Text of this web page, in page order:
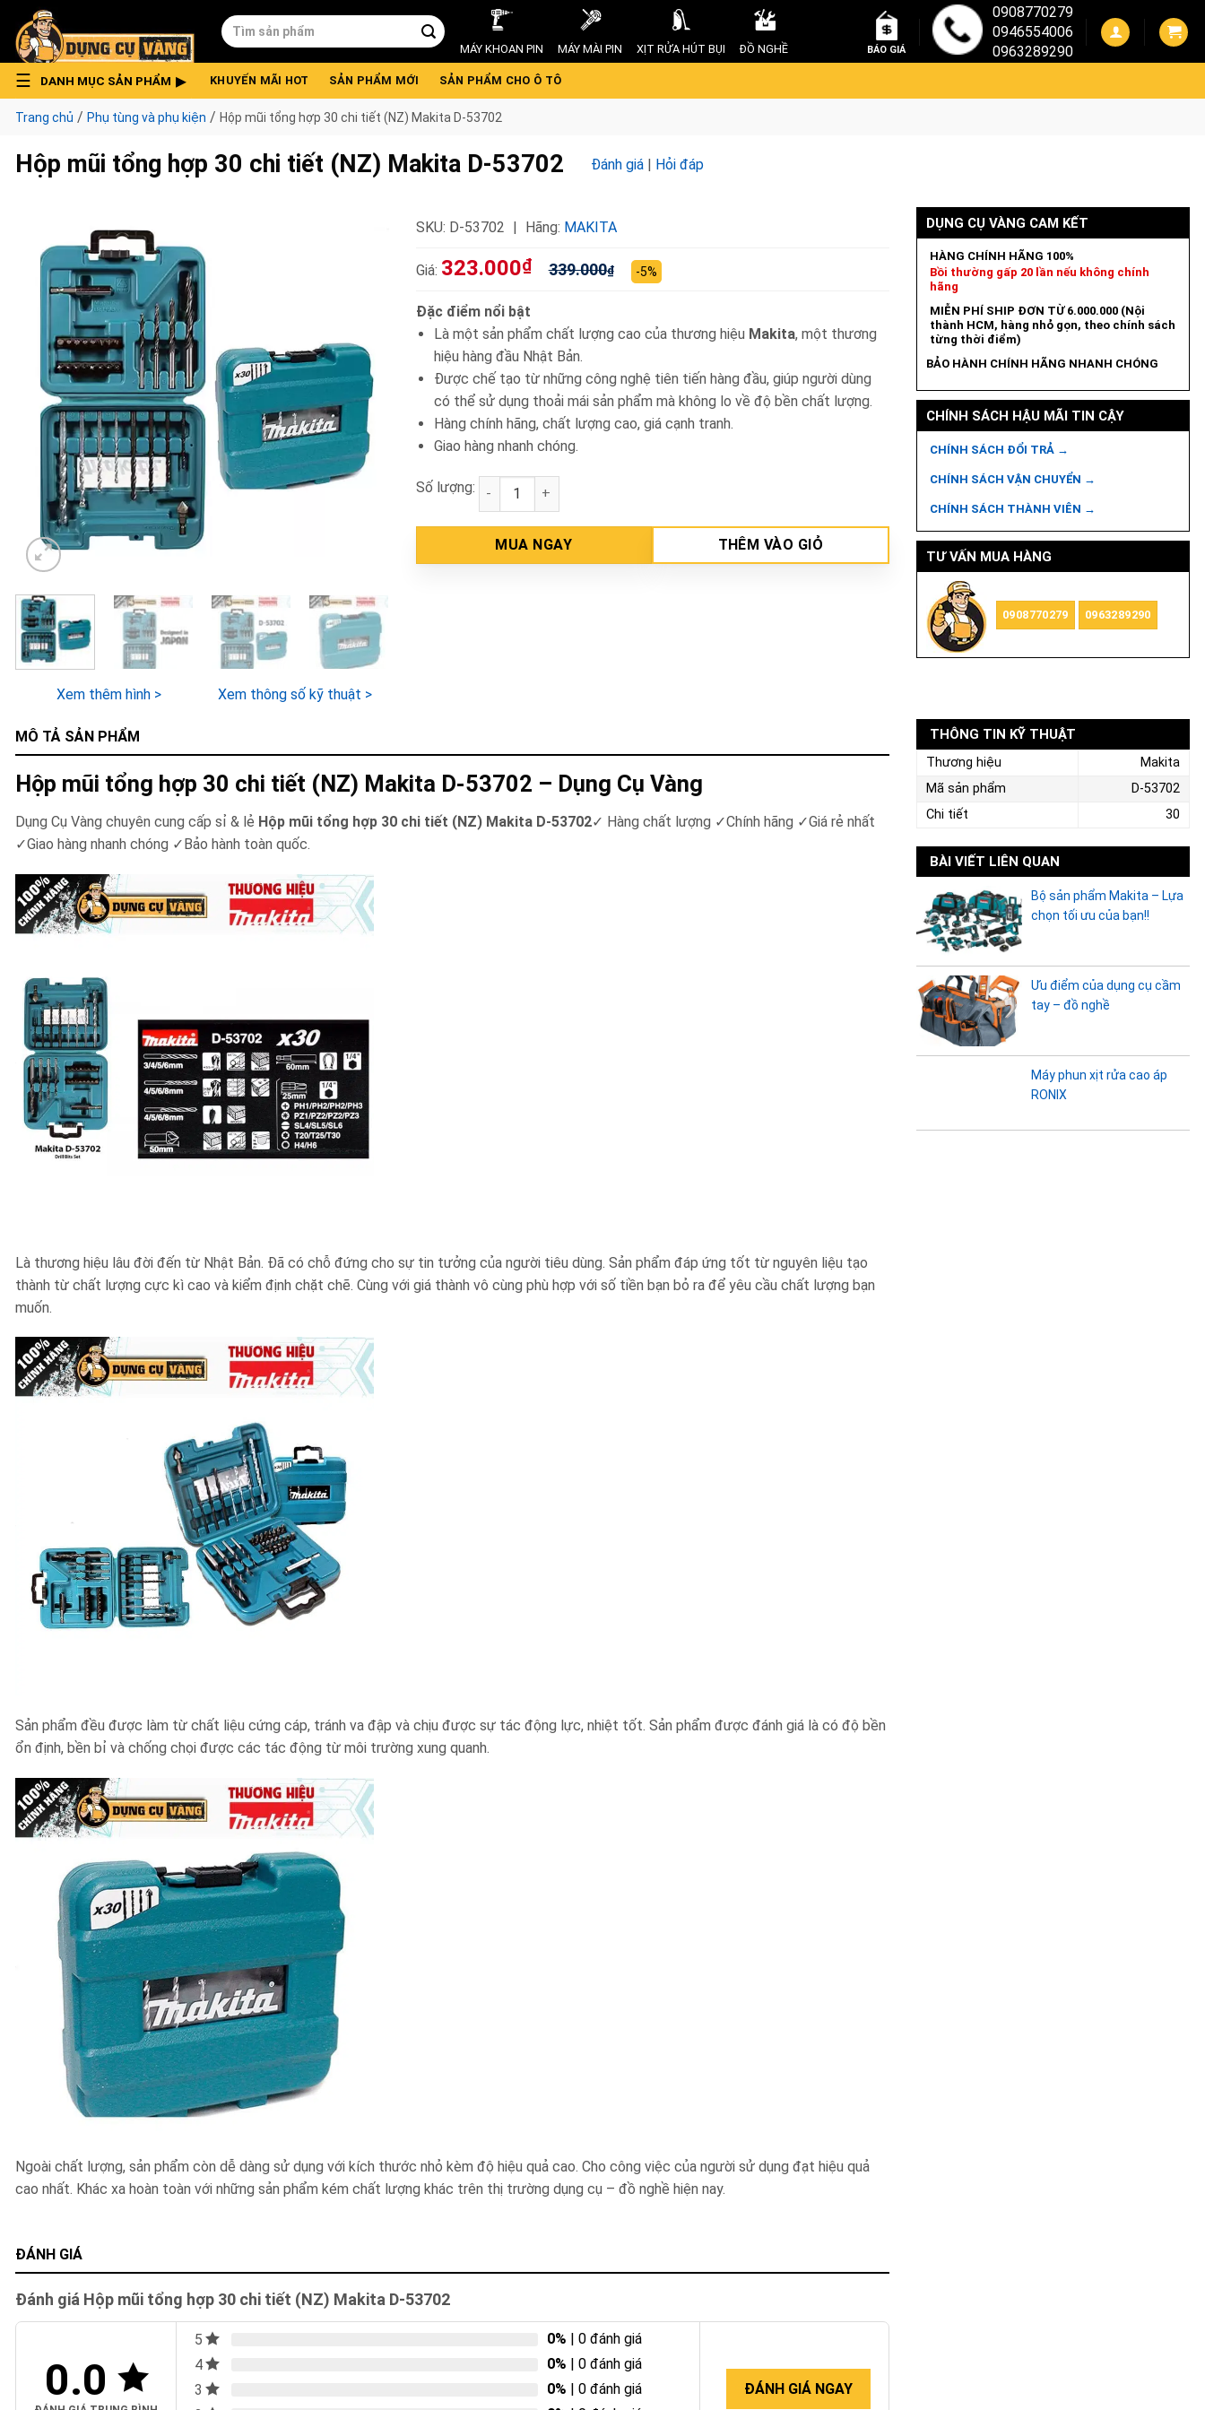
content
Tìm
kiếm:
MÁY KHOAN PIN MÁY MÀI PIN XỊT RỬA HÚT BỤI ĐỒ NGHỀ BÁO GIÁ
0908770279
0946554006
0963289290
DANH MỤC SẢN PHẨM KHUYẾN MÃI HOT SẢN PHẨM MỚI SẢN PHẨM CHO Ô TÔ
Trang chủ / Phụ tùng và phụ kiện / Hộp mũi tổng hợp 30 chi tiết (NZ) Makita D-53702
Hộp mũi tổng hợp 30 chi tiết (NZ) Makita D-53702 Đánh giá | Hỏi đáp
Xem thêm hình > Xem thông số kỹ thuật >
SKU: D-53702 Hãng: MAKITA
Giá: 323.000₫ 339.000₫ -5%
Đặc điểm nổi bật
Là một sản phẩm chất lượng cao của thương hiệu Makita, một thương
hiệu hàng đầu Nhật Bản.
Được chế tạo từ những công nghệ tiên tiến hàng đầu, giúp người dùng
có thể sử dụng thoải mái sản phẩm mà không lo về độ bền chất lượng.
Hàng chính hãng, chất lượng cao, giá cạnh tranh.
Giao hàng nhanh chóng.
Số lượng: Hộp mũi tổng hợp 30 chi tiết (NZ) Makita D-53702 số lượng
MUA NGAY THÊM VÀO GIỎ
DỤNG CỤ VÀNG CAM KẾT
HÀNG CHÍNH HÃNG 100%
Bồi thường gấp 20 lần nếu không chính
hãng
MIỄN PHÍ SHIP ĐƠN TỪ 6.000.000 (Nội
thành HCM, hàng nhỏ gọn, theo chính sách
từng thời điểm)
BẢO HÀNH CHÍNH HÃNG NHANH CHÓNG
CHÍNH SÁCH HẬU MÃI TIN CẬY
CHÍNH SÁCH ĐỔI TRẢ →
CHÍNH SÁCH VẬN CHUYỂN →
CHÍNH SÁCH THÀNH VIÊN →
TƯ VẤN MUA HÀNG
0908770279 0963289290
MÔ TẢ SẢN PHẨM
Hộp mũi tổng hợp 30 chi tiết (NZ) Makita D-53702 – Dụng Cụ Vàng
Dụng Cụ Vàng chuyên cung cấp sỉ & lẻ Hộp mũi tổng hợp 30 chi tiết (NZ) Makita D-53702✓ Hàng chất lượng ✓Chính hãng ✓Giá rẻ nhất
✓Giao hàng nhanh chóng ✓Bảo hành toàn quốc.
Là thương hiệu lâu đời đến từ Nhật Bản. Đã có chỗ đứng cho sự tin tưởng của người tiêu dùng. Sản phẩm đáp ứng tốt từ nguyên liệu tạo
thành từ chất lượng cực kì cao và kiểm định chặt chẽ. Cùng với giá thành vô cùng phù hợp với số tiền bạn bỏ ra để yêu cầu chất lượng bạn
muốn.
Sản phẩm đều được làm từ chất liệu cứng cáp, tránh va đập và chịu được sự tác động lực, nhiệt tốt. Sản phẩm được đánh giá là có độ bền
ổn định, bền bỉ và chống chọi được các tác động từ môi trường xung quanh.
Ngoài chất lượng, sản phẩm còn dễ dàng sử dụng với kích thước nhỏ kèm độ hiệu quả cao. Cho công việc của người sử dụng đạt hiệu quả
cao nhất. Khác xa hoàn toàn với những sản phẩm kém chất lượng khác trên thị trường dụng cụ – đồ nghề hiện nay.
ĐÁNH GIÁ
Đánh giá Hộp mũi tổng hợp 30 chi tiết (NZ) Makita D-53702
0.0
5 0% | 0 đánh giá
4
0% | 0 đánh giá
3
0% | 0 đánh giá
ĐÁNH GIÁ NGAY
THÔNG TIN KỸ THUẬT
Thương hiệu
Makita
Mã sản phẩm
D-53702
Chi tiết
30
BÀI VIẾT LIÊN QUAN
Bộ sản phẩm Makita – Lựa
chọn tối ưu của bạn!!
Ưu điểm của dụng cụ cầm
tay – đồ nghề
Máy phun xịt rửa cao áp
RONIX